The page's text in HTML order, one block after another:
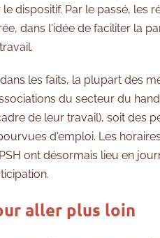
le dispositif. Par le passé, les
dans l'idée de faciliter la
les faits, la plupart des
du secteur du
de leur travail), soit des
d'emploi. Les
ont désormais lieu en
aller plus loin